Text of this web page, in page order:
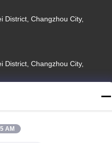
District, Changzhou City,
District, Changzhou City,
AM